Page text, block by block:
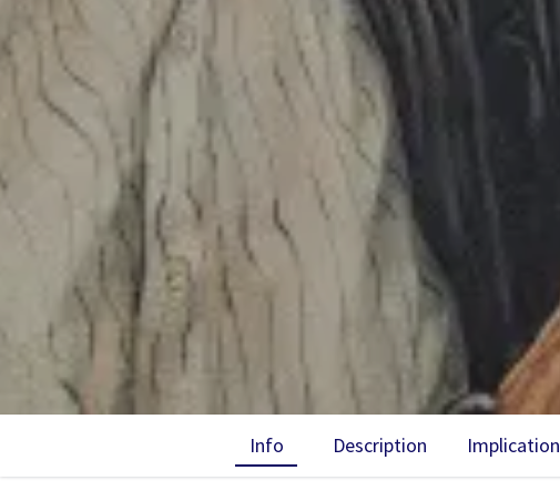
Info Description Implication